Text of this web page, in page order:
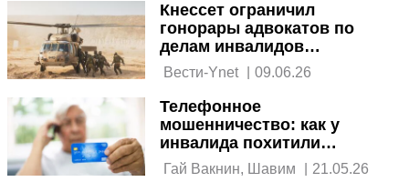
Кнессет ограничил
гонорары адвокатов по
делам инвалидов
ЦАХАЛа и жертв
терактов
Вести-Ynet | 09.06.26
Телефонное
мошенничество: как у
инвалида похитили
130.000 шекелей
| 21.05.26